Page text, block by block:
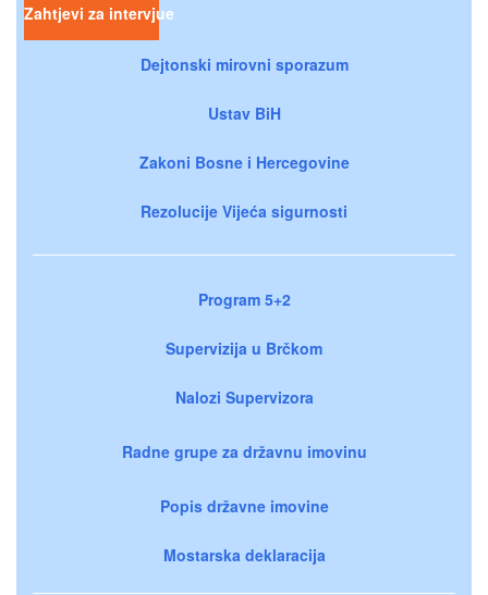
Zahtjevi za intervjue
Dejtonski mirovni sporazum
Ustav BiH
Zakoni Bosne i Hercegovine
Rezolucije Vijeća sigurnosti
Program 5+2
Supervizija u Brčkom
Nalozi Supervizora
Radne grupe za državnu imovinu
Popis državne imovine
Mostarska deklaracija